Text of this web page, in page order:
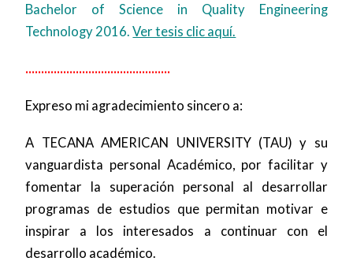
Bachelor of Science in Quality Engineering
Technology 2016.Ver tesis clic aquí.
..............................................
Expreso mi agradecimiento sincero a:
A TECANA AMERICAN UNIVERSITY (TAU) y su
vanguardista personal Académico, por facilitar y
fomentar la superación personal al desarrollar
programas de estudios que permitan motivar e
inspirar a los interesados a continuar con el
desarrollo académico.